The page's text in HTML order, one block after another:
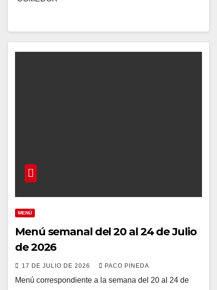
MENÚ
Menú semanal del 20 al 24 de Julio
de 2026
17 DE JULIO DE 2026 PACO PINEDA
Menú correspondiente a la semana del 20 al 24 de